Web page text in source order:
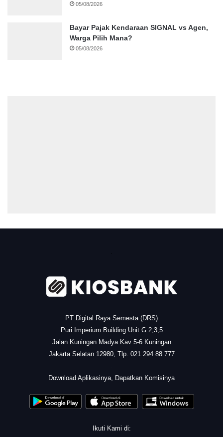
05/08/2026
Bayar Pajak Kendaraan SIGNAL vs Agen,
Warga Pilih Mana?
05/08/2026
PT Digital Raya Semesta (DRS)
Puri Imperium Building Unit G 2,3,5
Jalan Kuningan Madya Kav 5-6 Kuningan
Jakarta Selatan 12980, Tlp. 021 294 88 777
Download Aplikasinya, Dapatkan Komisinya
Ikuti Kami di: